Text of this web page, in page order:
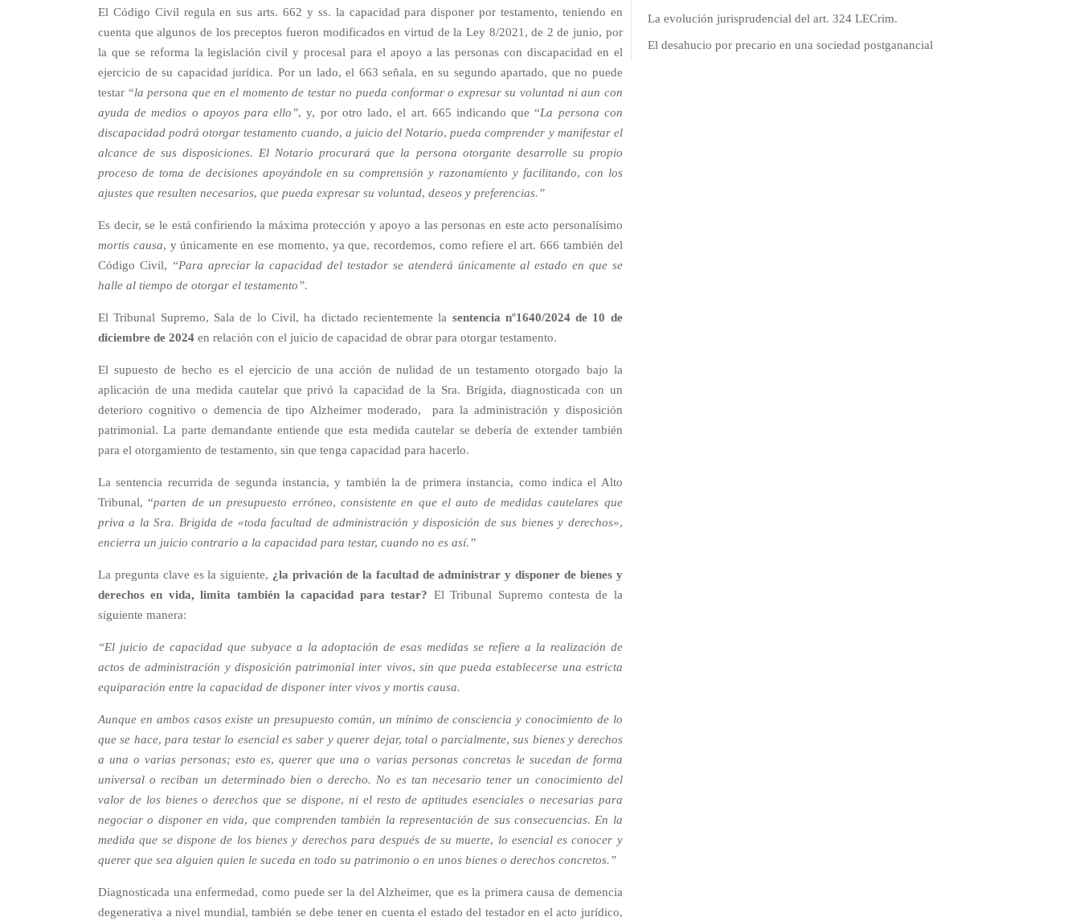
El Código Civil regula en sus arts. 662 y ss. la capacidad para disponer por testamento, teniendo en
cuenta que algunos de los preceptos fueron modificados en virtud de la Ley 8/2021, de 2 de junio, por
la que se reforma la legislación civil y procesal para el apoyo a las personas con discapacidad en el
ejercicio de su capacidad jurídica. Por un lado, el 663 señala, en su segundo apartado, que no puede
testar “la persona que en el momento de testar no pueda conformar o expresar su voluntad ni aun con
ayuda de medios o apoyos para ello”, y, por otro lado, el art. 665 indicando que “La persona con
discapacidad podrá otorgar testamento cuando, a juicio del Notario, pueda comprender y manifestar el
alcance de sus disposiciones. El Notario procurará que la persona otorgante desarrolle su propio
proceso de toma de decisiones apoyándole en su comprensión y razonamiento y facilitando, con los
ajustes que resulten necesarios, que pueda expresar su voluntad, deseos y preferencias.”
Es decir, se le está confiriendo la máxima protección y apoyo a las personas en este acto personalísimo
mortis causa, y únicamente en ese momento, ya que, recordemos, como refiere el art. 666 también del
Código Civil, “Para apreciar la capacidad del testador se atenderá únicamente al estado en que se
halle al tiempo de otorgar el testamento”.
El Tribunal Supremo, Sala de lo Civil, ha dictado recientemente la sentencia nº1640/2024 de 10 de
diciembre de 2024 en relación con el juicio de capacidad de obrar para otorgar testamento.
El supuesto de hecho es el ejercicio de una acción de nulidad de un testamento otorgado bajo la
aplicación de una medida cautelar que privó la capacidad de la Sra. Brígida, diagnosticada con un
deterioro cognitivo o demencia de tipo Alzheimer moderado, para la administración y disposición
patrimonial. La parte demandante entiende que esta medida cautelar se debería de extender también
para el otorgamiento de testamento, sin que tenga capacidad para hacerlo.
La sentencia recurrida de segunda instancia, y también la de primera instancia, como indica el Alto
Tribunal, “parten de un presupuesto erróneo, consistente en que el auto de medidas cautelares que
priva a la Sra. Brigida de «toda facultad de administración y disposición de sus bienes y derechos»,
encierra un juicio contrario a la capacidad para testar, cuando no es así.”
La pregunta clave es la siguiente, ¿la privación de la facultad de administrar y disponer de bienes y
derechos en vida, limita también la capacidad para testar? El Tribunal Supremo contesta de la
siguiente manera:
“El juicio de capacidad que subyace a la adoptación de esas medidas se refiere a la realización de
actos de administración y disposición patrimonial inter vivos, sin que pueda establecerse una estricta
equiparación entre la capacidad de disponer inter vivos y mortis causa.
Aunque en ambos casos existe un presupuesto común, un mínimo de consciencia y conocimiento de lo
que se hace, para testar lo esencial es saber y querer dejar, total o parcialmente, sus bienes y derechos
a una o varias personas; esto es, querer que una o varias personas concretas le sucedan de forma
universal o reciban un determinado bien o derecho. No es tan necesario tener un conocimiento del
valor de los bienes o derechos que se dispone, ni el resto de aptitudes esenciales o necesarias para
negociar o disponer en vida, que comprenden también la representación de sus consecuencias. En la
medida que se dispone de los bienes y derechos para después de su muerte, lo esencial es conocer y
querer que sea alguien quien le suceda en todo su patrimonio o en unos bienes o derechos concretos.”
Diagnosticada una enfermedad, como puede ser la del Alzheimer, que es la primera causa de demencia
degenerativa a nivel mundial, también se debe tener en cuenta el estado del testador en el acto jurídico,
La evolución jurisprudencial del art. 324 LECrim.
El desahucio por precario en una sociedad postganancial